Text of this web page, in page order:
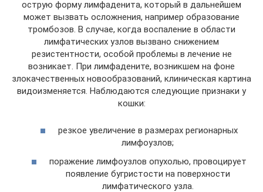
острую форму лимфаденита, который в дальнейшем
может вызвать осложнения, например образование
тромбозов. В случае, когда воспаление в области
лимфатических узлов вызвано снижением
резистентности, особой проблемы в лечение не
возникает. При лимфадените, возникшем на фоне
злокачественных новообразований, клиническая картина
видоизменяется. Наблюдаются следующие признаки у
кошки:
резкое увеличение в размерах регионарных
лимфоузлов;
поражение лимфоузлов опухолью, провоцирует
появление бугристости на поверхности
лимфатического узла.